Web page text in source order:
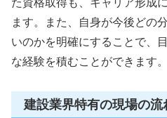
ます。また、自身が今後どの
いのかを明確にすることで、
な経験を積むことができます。
建設業界特有の現場の流